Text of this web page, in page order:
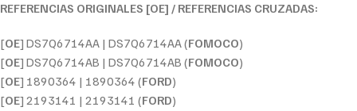
REFERENCIAS ORIGINALES [OE] / REFERENCIAS CRUZADAS:
[OE] DS7Q6714AA | DS7Q6714AA (FOMOCO)
[OE] DS7Q6714AB | DS7Q6714AB (FOMOCO)
[OE] 1890364 | 1890364 (FORD)
[OE] 2193141 | 2193141 (FORD)